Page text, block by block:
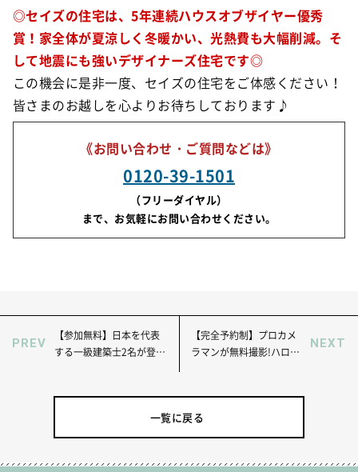
◎セイズの住宅は、5年連続ハウスオブザイヤー優秀
賞！家全体が夏涼しく 冬暖かい、光熱費も大幅削減。そ
して地震にも強いデザイナーズ住宅です◎
この機会に是非一度、セイズの住宅をご体感ください！
皆さまのお越しを心よりお待ちしております♪
《お問い合わせ・ご質問などは》
0120-39-1501
（フリーダイヤル）
まで、お気軽にお問い合わせください。
PREV
【参加無料】日本を代表
する一級建築士2名が登
【完全予約制】プロカメ
ラマンが無料撮影!ハロウ
NEXT
一覧に戻る